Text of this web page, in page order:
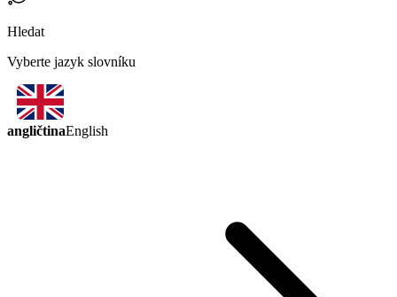
Hledat
Vyberte jazyk slovníku
angličtinaEnglish